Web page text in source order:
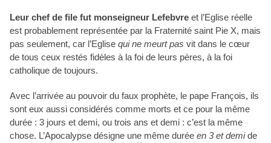
Leur chef de file fut monseigneur Lefebvre et l’Eglise réelle
est probablement représentée par la Fraternité saint Pie X, mais
pas seulement, car l’Eglise qui ne meurt pas vit dans le cœur
de tous ceux restés fidèles à la foi de leurs pères, à la foi
catholique de toujours.
Avec l’arrivée au pouvoir du faux prophète, le pape François, ils
sont eux aussi considérés comme morts et ce pour la même
durée : 3 jours et demi, ou trois ans et demi : c’est la même
chose. L’Apocalypse désigne une même durée en 3 et demide